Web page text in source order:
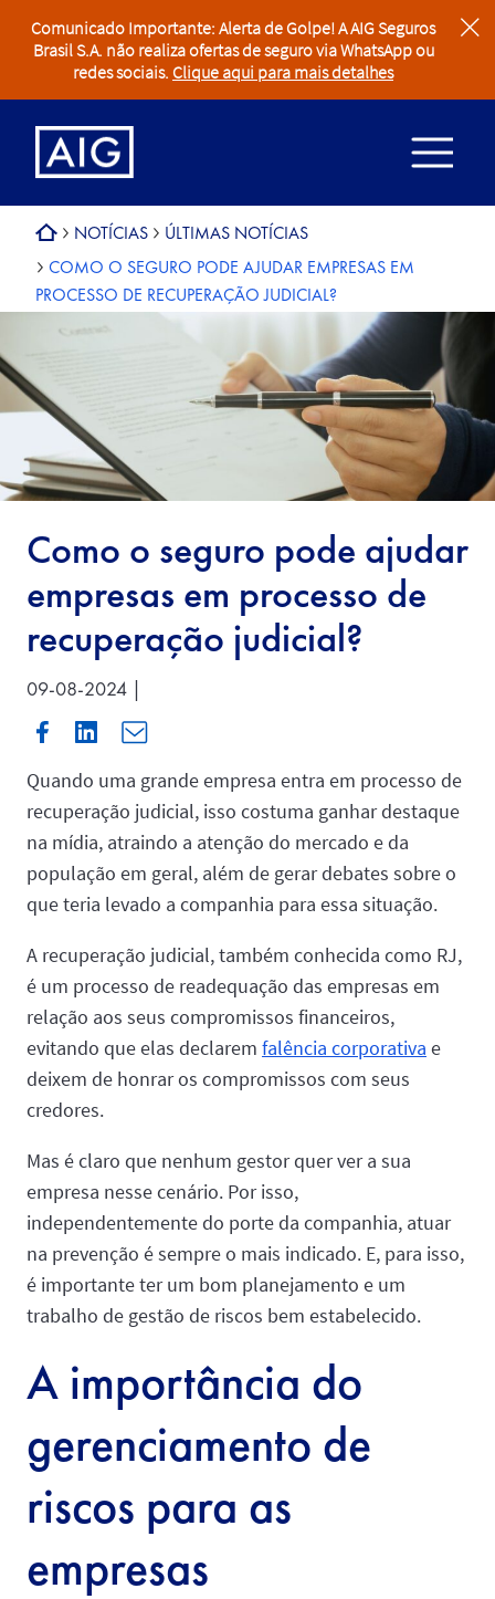
clear
Comunicado Importante: Alerta de Golpe! A AIG Seguros
Brasil S.A. não realiza ofertas de seguro via WhatsApp ou
redes sociais. Clique aqui para mais detalhes
NOTÍCIAS
ÚLTIMAS NOTÍCIAS
COMO O SEGURO PODE AJUDAR EMPRESAS EM
PROCESSO DE RECUPERAÇÃO JUDICIAL?
Como o seguro pode ajudar
empresas em processo de
recuperação judicial?
09-08-2024 |
Quando uma grande empresa entra em processo de
recuperação judicial, isso costuma ganhar destaque
na mídia, atraindo a atenção do mercado e da
população em geral, além de gerar debates sobre o
que teria levado a companhia para essa situação.
A recuperação judicial, também conhecida como RJ,
é um processo de readequação das empresas em
relação aos seus compromissos financeiros,
evitando que elas declarem falência corporativa e
deixem de honrar os compromissos com seus
credores.
Mas é claro que nenhum gestor quer ver a sua
empresa nesse cenário. Por isso,
independentemente do porte da companhia, atuar
na prevenção é sempre o mais indicado. E, para isso,
é importante ter um bom planejamento e um
trabalho de gestão de riscos bem estabelecido.
A importância do
gerenciamento de
riscos para as
empresas